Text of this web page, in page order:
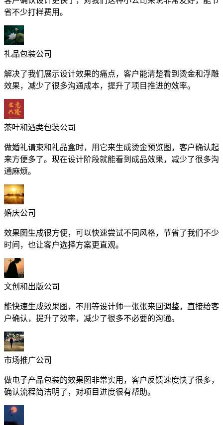
省不少打样费用。
礼品包装公司
解决了我们展示设计效果的痛点，客户能清楚看到烫金和浮雕
效果，减少了很多沟通成本，提升了项目推进的效率。
茶叶和酒类包装公司
做婚礼请柬和礼品盒时，用它来生成烫金预览图，客户确认起
来方便多了。现在设计阶段就能看到成品效果，减少了很多沟
通麻烦。
婚庆公司
效果图生成很方便，可以快速尝试不同风格，节省了我们不少
时间，也让客户选择方案更直观。
文创和出版公司
能快速生成效果图，不用等设计师一张张来回调整，直接给客
户确认，提升了效率，减少了很多不必要的沟通。
市场推广公司
做电子产品包装的效果图非常实用，客户反馈速度快了很多，
确认流程简洁明了，对项目进度很有帮助。